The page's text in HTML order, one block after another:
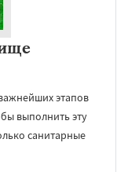
этапов
выполнить эту
санитарные